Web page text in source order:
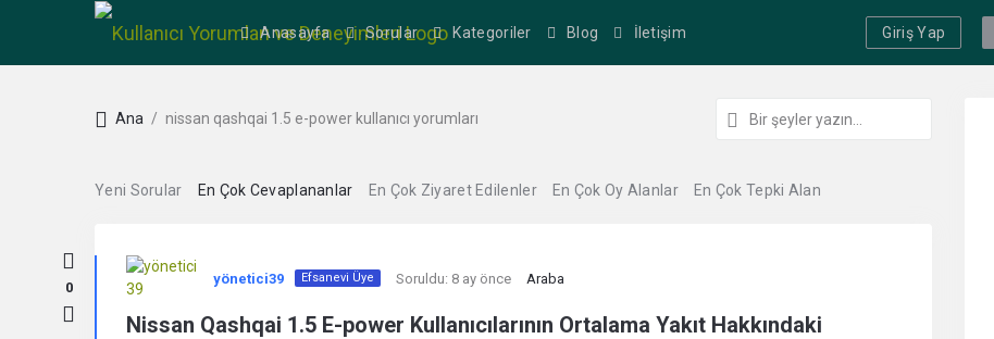
Anasayfa Sorular Kategoriler Blog İletişim Giriş Yap
Ana / nissan qashqai 1.5 e-power kullanıcı yorumları
Yeni Sorular En Çok Cevaplananlar En Çok Ziyaret Edilenler En Çok Oy Alanlar En Çok Tepki Alan
Kullanıcı
Yorumları
0
yönetici39 Efsanevi Üye Soruldu: 8 ay önce Araba
Nissan Qashqai 1.5 E-power Kullanıcılarının Ortalama Yakıt Hakkındaki